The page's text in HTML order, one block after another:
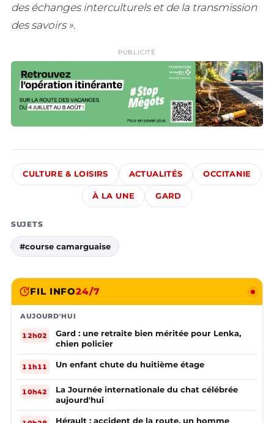
des échanges interculturels et de la transmission
des savoirs ».
PUBLICITÉ
CULTURE & LOISIRS ACTUALITÉS OCCITANIE
À LA UNE GARD
SUJETS
#course camarguaise
FIL INFO24/7
AUJOURD'HUI
12h02
Gard : une retraite bien méritée pour Lenka,
chien policier
11h11 Un enfant chute du huitième étage
10h42
La Journée internationale du chat célébrée
aujourd'hui
Hérault : accident de la route, un homme